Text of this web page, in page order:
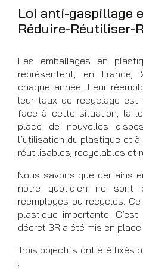
Loi anti-gaspillage
Réduire-Réutiliser-
Les emballages en
représentent, en
chaque année. Leur
leur taux de recyclage est
face à cette situation, la
place de nouvelles
l’utilisation du plastique et
réutilisables, recyclables et
Nous savons que certains
notre quotidien ne sont
réemployés ou recyclés.
plastique importante.
décret 3R a été mis en place.
Trois objectifs ont été fixés
: